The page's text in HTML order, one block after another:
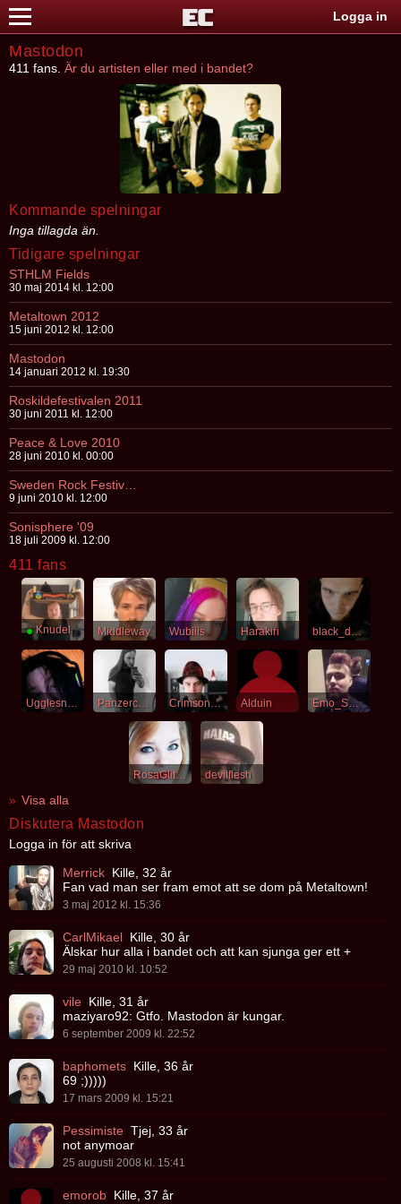
Logga in
Mastodon
411 fans. Är du artisten eller med i bandet?
Kommande spelningar
Inga tillagda än.
Tidigare spelningar
STHLM Fields
30 maj 2014 kl. 12:00
Metaltown 2012
15 juni 2012 kl. 12:00
Mastodon
14 januari 2012 kl. 19:30
Roskildefestivalen 2011
30 juni 2011 kl. 12:00
Peace & Love 2010
28 juni 2010 kl. 00:00
Sweden Rock Festival 2010
9 juni 2010 kl. 12:00
Sonisphere '09
18 juli 2009 kl. 12:00
411 fans
●Knudel Middleway Wubiiis Harakiri black_destiny
Ugglesnurv Panzerchrist Crimsonfucker Alduin Emo_Smurf
RosaGlitter devilflesh
Visa alla
Diskutera Mastodon
Logga in för att skriva
Merrick Kille, 32 år
Fan vad man ser fram emot att se dom på Metaltown!
3 maj 2012 kl. 15:36
CarlMikael Kille, 30 år
Älskar hur alla i bandet och att kan sjunga ger ett +
29 maj 2010 kl. 10:52
vile Kille, 31 år
maziyaro92: Gtfo. Mastodon är kungar.
6 september 2009 kl. 22:52
baphomets Kille, 36 år
69 ;)))))
17 mars 2009 kl. 15:21
Pessimiste Tjej, 33 år
not anymoar
25 augusti 2008 kl. 15:41
emorob Kille, 37 år